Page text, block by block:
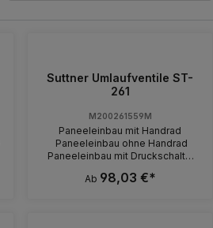
Suttner Umlaufventile ST-
261
M200261559M
Paneeleinbau mit Handrad
Paneeleinbau ohne Handrad
Paneeleinbau mit Druckschalter
Ab 98,03 €*